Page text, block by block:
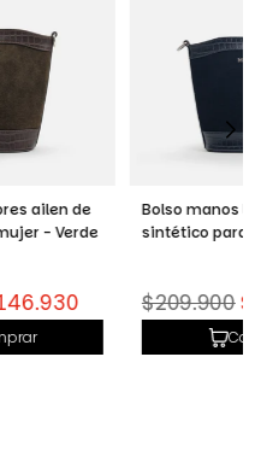
Bolso manos libres ailen de
sintético para mujer - Negro
Precio
habitual
$209.900 $146.930